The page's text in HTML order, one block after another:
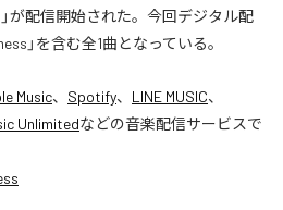
が配信開始された。今回デジタル配
」を含む全1曲となっている。
Music、 Spotify、 LINE MUSIC、
Unlimitedなどの音楽配信サービスで